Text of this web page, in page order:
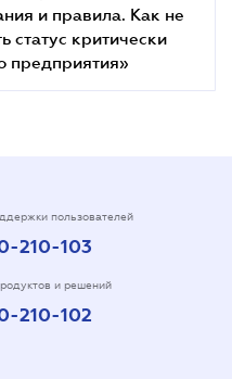
и правила. Как не
статус критически
предприятия»
пользователей
210-103
и решений
210-102